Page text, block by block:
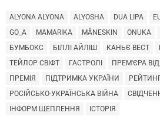
ALYONA ALYONA ALYOSHA DUA LIPA
GO_A
MAMARIKA MÅNESKIN ONUKA
БУМБОКС
БІЛЛІ АЙЛІШ КАНЬЄ ВЕСТ
ТЕЙЛОР СВІФТ
ГАСТРОЛІ ПРЕМ'ЄРА
ПРЕМІЯ
ПІДТРИМКА УКРАЇНИ
РОСІЙСЬКО-УКРАЇНСЬКА ВІЙНА
ІНФОРМ ЩЕПЛЕННЯ
ІСТОРІЯ